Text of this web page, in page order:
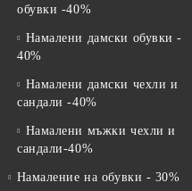
обувки -40%
Намалени дамски обувки -
40%
Намалени дамски чехли и
сандали -40%
Намалени мъжки чехли и
сандали-40%
Намаление на обувки - 30%